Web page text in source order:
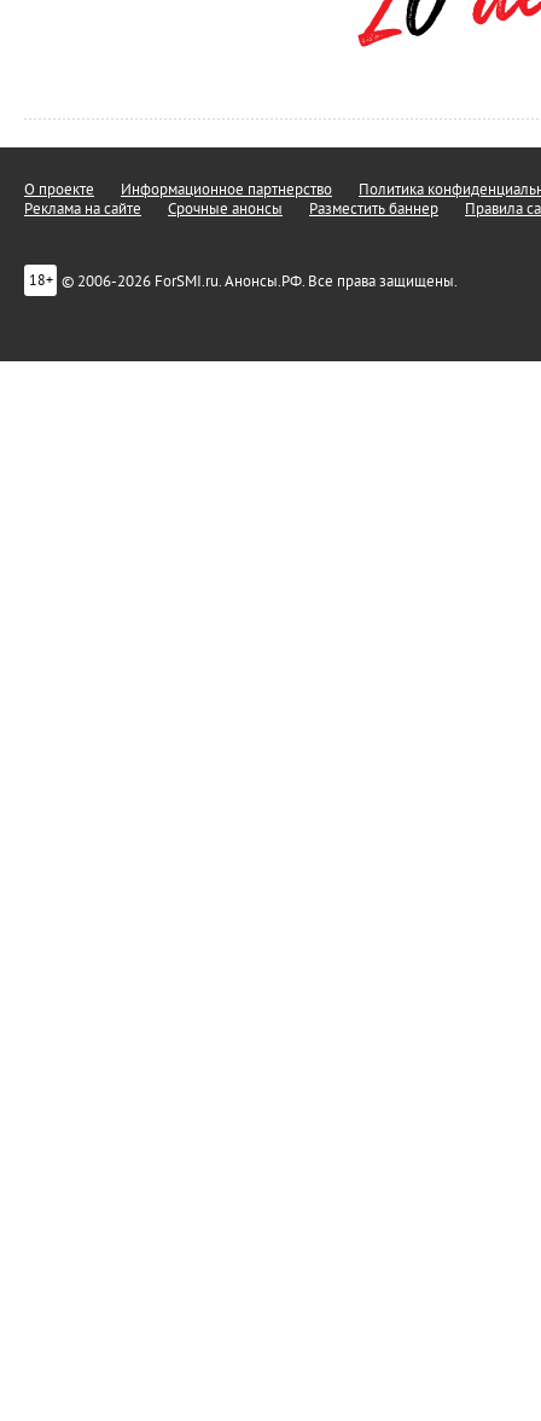
О проекте Информационное партнерство
Политика
Реклама на сайте
Срочные анонсы Разместить баннер Правила
18+ © 2006-2026 ForSMI.ru. Анонсы.РФ. Все права защищены.